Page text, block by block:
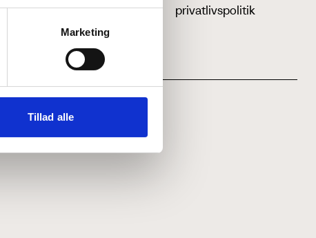
Marketing
Tillad alle
privatlivspolitik